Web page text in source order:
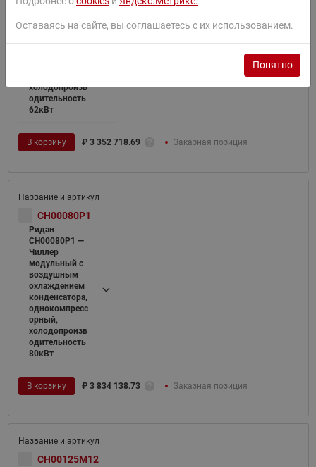
Чиллер
воздушным
охлаждением
холодопроизв
одительность
62кВт
В корзину ₽ 3 352 718.69 Заказная позиция
CH00080P1
Ридан
CH00080P1 —
Чиллер
модульный с
воздушным
охлаждением
конденсатора,
однокомпресс
орный,
холодопроизв
одительность
80кВт
В корзину ₽ 3 834 138.73 Заказная позиция
CH00125M12
Оставаясь на сайте, вы соглашаетесь с их использованием.
Понятно